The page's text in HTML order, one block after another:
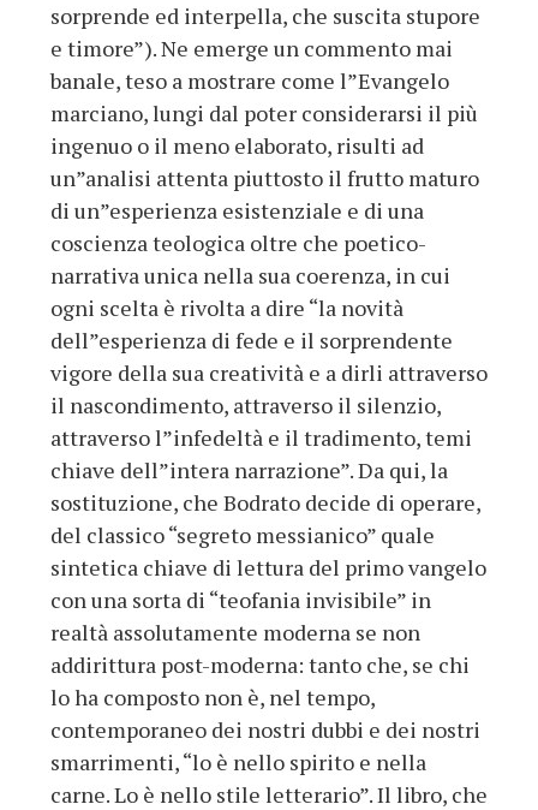
sorprende ed interpella, che suscita stupore
e timore”). Ne emerge un commento mai
banale, teso a mostrare come l”Evangelo
marciano, lungi dal poter considerarsi il più
ingenuo o il meno elaborato, risulti ad
un”analisi attenta piuttosto il frutto maturo
di un”esperienza esistenziale e di una
coscienza teologica oltre che poetico-
narrativa unica nella sua coerenza, in cui
ogni scelta è rivolta a dire “la novità
dell”esperienza di fede e il sorprendente
vigore della sua creatività e a dirli attraverso
il nascondimento, attraverso il silenzio,
attraverso l”infedeltà e il tradimento, temi
chiave dell”intera narrazione”. Da qui, la
sostituzione, che Bodrato decide di operare,
del classico “segreto messianico” quale
sintetica chiave di lettura del primo vangelo
con una sorta di “teofania invisibile” in
realtà assolutamente moderna se non
addirittura post-moderna: tanto che, se chi
lo ha composto non è, nel tempo,
contemporaneo dei nostri dubbi e dei nostri
smarrimenti, “lo è nello spirito e nella
carne. Lo è nello stile letterario”. Il libro, che